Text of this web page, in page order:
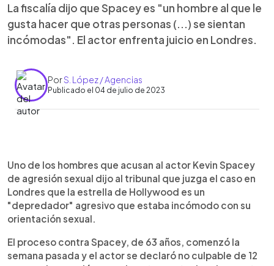
La fiscalía dijo que Spacey es "un hombre al que le
gusta hacer que otras personas (...) se sientan
incómodas". El actor enfrenta juicio en Londres.
PorS. López / Agencias
Publicado el 04 de julio de 2023
► Escuchar artículo
Uno de los hombres que acusan al actor Kevin Spacey
de agresión sexual dijo al tribunal que juzga el caso en
Londres que la estrella de Hollywood es un
"depredador" agresivo que estaba incómodo con su
orientación sexual.
El proceso contra Spacey, de 63 años, comenzó la
semana pasada y el actor se declaró no culpable de 12